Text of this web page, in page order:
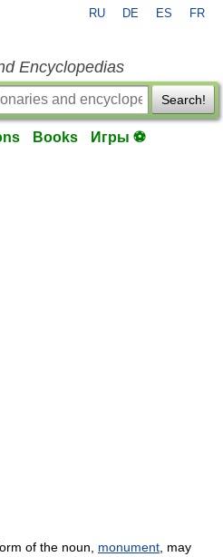
RU DE ES FR
Encyclopedias
Search!
Books Игры ⚽
of the noun, monument , may